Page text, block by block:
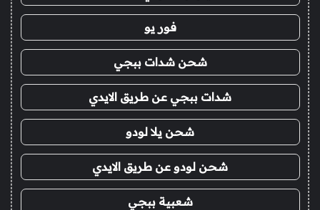
فور يو
شحن شدات ببجي
شدات ببجي عن طريق الايدي
شحن يلا لودو
شحن لودو عن طريق الايدي
شعبية ببجي